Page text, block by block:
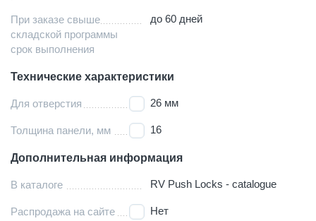
При заказе свыше
складской программы
срок выполнения
до 60 дней
Технические характеристики
Для отверстия 26 мм
Толщина панели, мм 16
Дополнительная информация
В каталоге RV Push Locks - catalogue
Распродажа на сайте Нет